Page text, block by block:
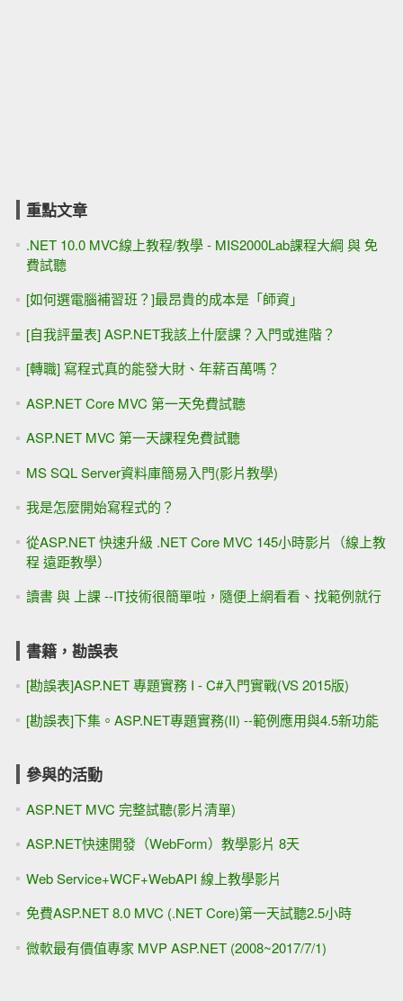
重點文章
.NET 10.0 MVC線上教程/教學 - MIS2000Lab課程大綱 與 免
費試聽
[如何選電腦補習班？]最昂貴的成本是「師資」
[自我評量表] ASP.NET我該上什麼課？入門或進階？
[轉職] 寫程式真的能發大財、年薪百萬嗎？
ASP.NET Core MVC 第一天免費試聽
ASP.NET MVC 第一天課程免費試聽
MS SQL Server資料庫簡易入門(影片教學)
我是怎麼開始寫程式的？
從ASP.NET 快速升級 .NET Core MVC 145小時影片（線上教
程 遠距教學）
讀書 與 上課 --IT技術很簡單啦，隨便上網看看、找範例就行
書籍，勘誤表
[勘誤表]ASP.NET 專題實務 I - C#入門實戰(VS 2015版)
[勘誤表]下集。ASP.NET專題實務(II) --範例應用與4.5新功能
參與的活動
ASP.NET MVC 完整試聽(影片清單)
ASP.NET快速開發（WebForm）教學影片 8天
Web Service+WCF+WebAPI 線上教學影片
免費ASP.NET 8.0 MVC (.NET Core)第一天試聽2.5小時
微軟最有價值專家 MVP ASP.NET (2008~2017/7/1)